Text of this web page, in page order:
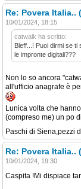
Re: Povera Italia..
10/01/2024, 18:15
catwalk ha scritto:
Bleff...! Puoi dirmi se ti
le impronte digitali???
Non lo so ancora
all'ufficio anagrafe è
Lunica volta che
(compreso me) un po
Paschi di Siena,pezzi
Re: Povera Italia..
10/01/2024, 19:30
Caspita !Mi dispiace